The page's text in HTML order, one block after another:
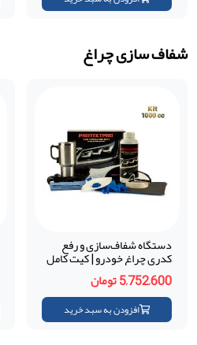
شفاف سازی چراغ
دستگاه شفاف‌سازی و رفع
کدری چراغ خودرو | کیت کامل
با محلول ۱ لیتری
PROTECTPRO (مواد
آلمانی)
5,752,600 تومان
افزودن به سبد خرید